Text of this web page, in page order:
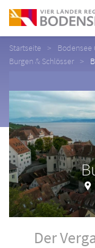
Startseite Bodensee
Burgen & Schlösser
Der